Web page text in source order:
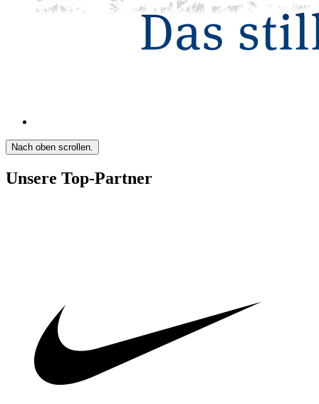
Nach oben scrollen.
Unsere Top-Partner